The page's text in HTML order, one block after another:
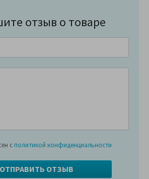
отзыв о товаре
с политикой конфиденциальности